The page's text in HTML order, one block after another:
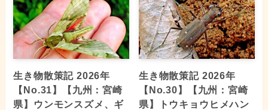
生き物散策記 2026年
【No.31】【九州：宮崎
県】ウンモンスズメ、ギ
生き物散策記 2026年
【No.30】【九州：宮崎
県】トウキョウヒメハン